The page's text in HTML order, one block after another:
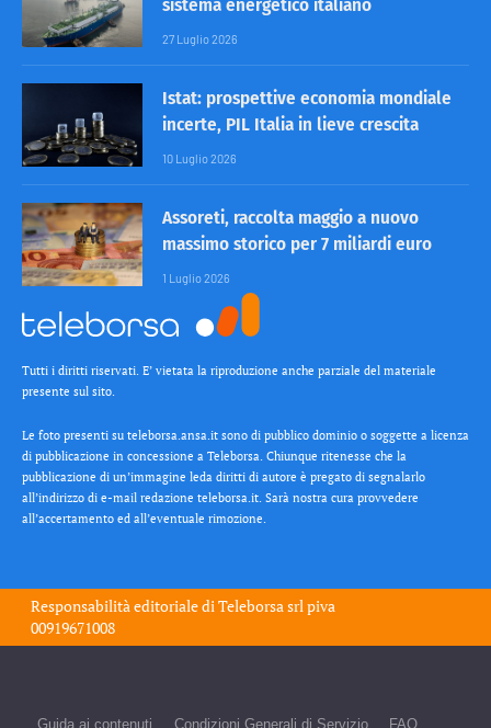
sistema energetico italiano
27 Luglio 2026
Istat: prospettive economia mondiale
incerte, PIL Italia in lieve crescita
10 Luglio 2026
Assoreti, raccolta maggio a nuovo
massimo storico per 7 miliardi euro
1 Luglio 2026
Tutti i diritti riservati. E’ vietata la riproduzione anche parziale del materiale
presente sul sito.
Le foto presenti su teleborsa.ansa.it sono di pubblico dominio o soggette a licenza
di pubblicazione in concessione a Teleborsa. Chiunque ritenesse che la
pubblicazione di un’immagine leda diritti di autore è pregato di segnalarlo
all’indirizzo di e-mail redazione teleborsa.it. Sarà nostra cura provvedere
all’accertamento ed all’eventuale rimozione.
Responsabilità editoriale diTeleborsa srlpiva
00919671008
Guida ai contenuti Condizioni Generali di Servizio FAQ